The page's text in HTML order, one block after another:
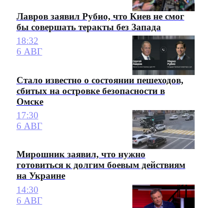
Лавров заявил Рубио, что Киев не смог
бы совершать теракты без Запада
18:32
6 АВГ
Стало известно о состоянии пешеходов,
сбитых на островке безопасности в
Омске
17:30
6 АВГ
Мирошник заявил, что нужно
готовиться к долгим боевым действиям
на Украине
14:30
6 АВГ